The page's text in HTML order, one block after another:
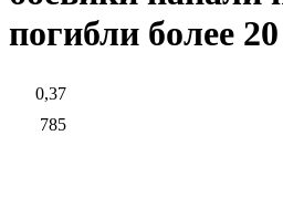
погибли более
0,37
785